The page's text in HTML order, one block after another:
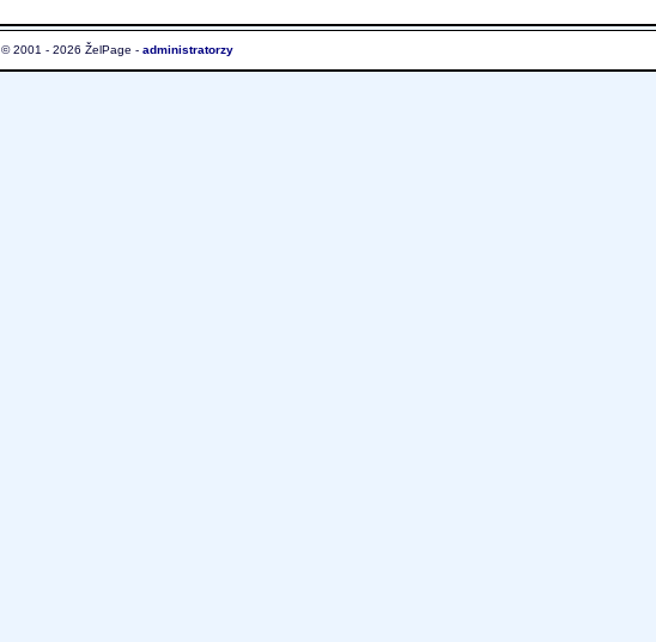
© 2001 - 2026 ŽelPage - administratorzy